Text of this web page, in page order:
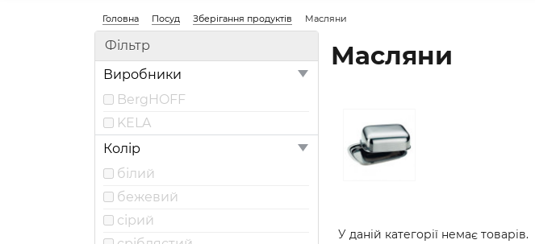
Головна Посуд Зберігання продуктів Масляни
Фільтр
Виробники
BergHOFF
KELA
Колір
білий
бежевий
сірий
Масляни
У даній категорії немає товарів.